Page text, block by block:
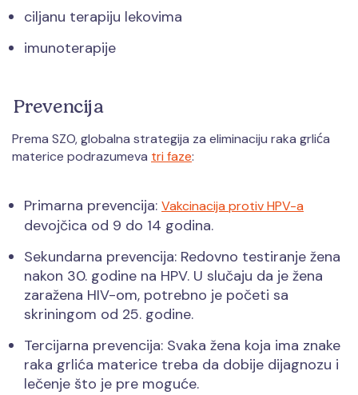
ciljanu terapiju lekovima
imunoterapije
Prevencija
Prema SZO, globalna strategija za eliminaciju raka grlića
materice podrazumeva tri faze:
Primarna prevencija: Vakcinacija protiv HPV-a
devojčica od 9 do 14 godina.
Sekundarna prevencija: Redovno testiranje žena
nakon 30. godine na HPV. U slučaju da je žena
zaražena HIV-om, potrebno je početi sa
skriningom od 25. godine.
Tercijarna prevencija: Svaka žena koja ima znake
raka grlića materice treba da dobije dijagnozu i
lečenje što je pre moguće.